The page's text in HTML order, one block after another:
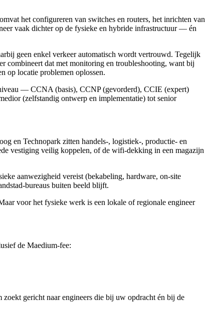
het configureren van switches en routers, het inrichten van
vaak dichter op de fysieke en hybride infrastructuur — én
geen enkel verkeer automatisch wordt vertrouwd. Tegelijk
combineert dat met monitoring en troubleshooting, want bij
op locatie problemen oplossen.
— CCNA (basis), CCNP (gevorderd), CCIE (expert)
(zelfstandig ontwerp en implementatie) tot senior
en Technopark zitten handels-, logistiek-, productie- en
vestiging veilig koppelen, of de wifi-dekking in een magazijn
aanwezigheid vereist (bekabeling, hardware, on-site
bureaus buiten beeld blijft.
voor het fysieke werk is een lokale of regionale engineer
de Maedium-fee:
gericht naar engineers die bij uw opdracht én bij de